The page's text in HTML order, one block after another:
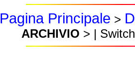
Pagina Principale >
ARCHIVIO > |